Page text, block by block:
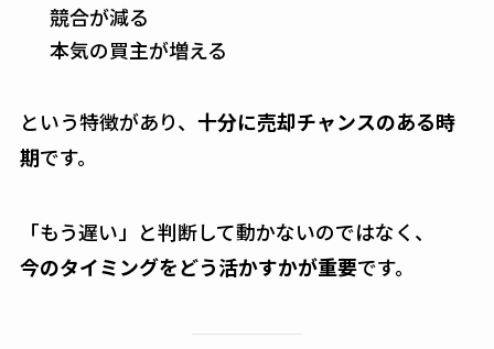
競合が減る
本気の買主が増える
という特徴があり、 十分に売却チャンスのある時
期です。
「もう遅い」と判断して動かないのではなく、
今のタイミングをどう活かすかが重要です。